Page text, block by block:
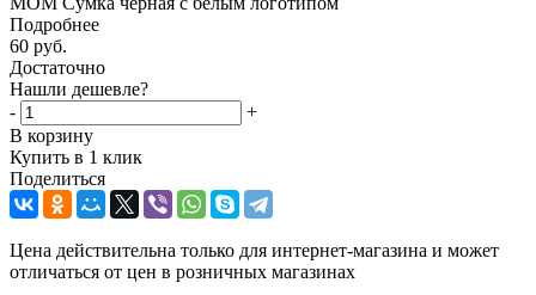
Подробнее
60 руб.
Достаточно
Нашли дешевле?
-
+
В корзину
Купить в 1 клик
Поделиться
Цена действительна только для интернет-магазина и может
отличаться от цен в розничных магазинах